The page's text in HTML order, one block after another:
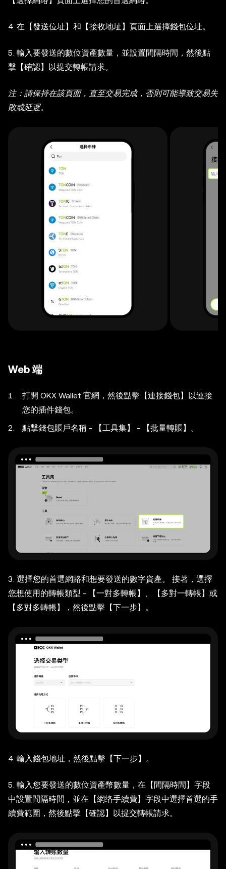
4. 在【發送位址】和【接收地址】頁面上選擇錢包位址。
5. 輸入要發送的數位資產數量，並設置間隔時間，然後點
擊【確認】以提交轉帳請求。
注：請保持在該頁面，直至交易完成，否則可能導致交易失
敗或延遲。
Web 端
打開 OKX Wallet 官網，然後點擊【連接錢包】以連接
您的插件錢包。
點擊錢包賬戶名稱 - 【工具集】 - 【批量轉賬】。
3. 選擇您的首選網路和想要發送的數字資產。 接著，選擇
您想使用的轉帳類型 - 【一對多轉帳】、【多對一轉帳】或
【多對多轉帳】，然後點擊【下一步】。
4. 輸入錢包地址，然後點擊【下一步】。
5. 輸入您要發送的數位資產幣數量，在【間隔時間】字段
中設置間隔時間，並在【網络手續費】字段中選擇首選的手
續費範圍，然後點擊【確認】以提交轉帳請求。